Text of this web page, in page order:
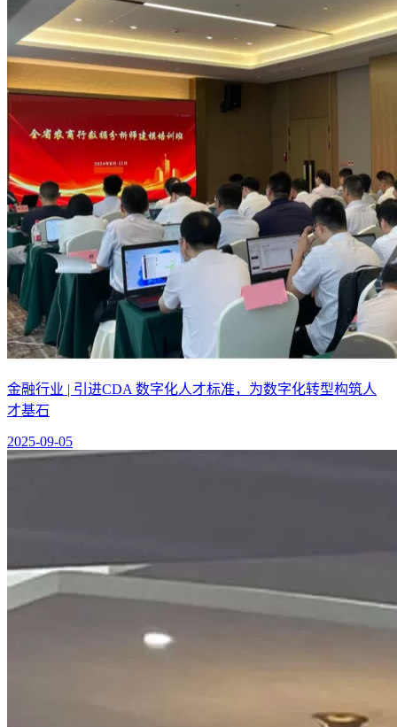
金融行业 | 引进CDA 数字化人才标准，为数字化转型构筑人
才基石
2025-09-05